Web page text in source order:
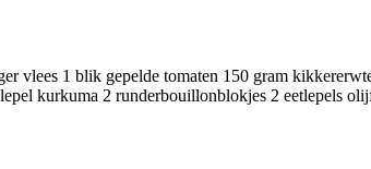
vlees 1 blik gepelde tomaten 150 gram
kurkuma 2 runderbouillonblokjes 2 eetlepels